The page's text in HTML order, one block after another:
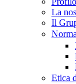
La
Il
Etica